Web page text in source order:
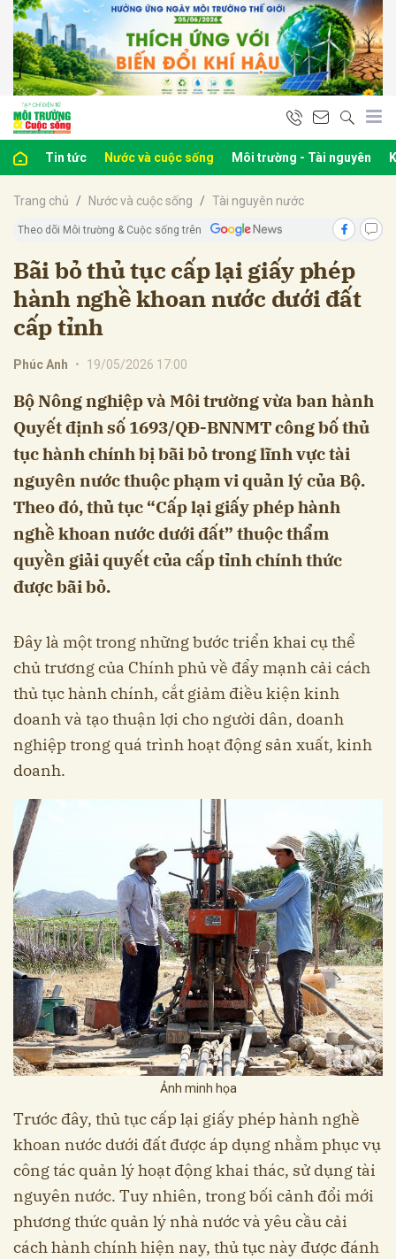
Tin tức Nước và cuộc sống Môi trường - Tài nguyên
Trang chủ Nước và cuộc sống Tài nguyên nước
Theo dõi Môi trường & Cuộc sống trên
Bãi bỏ thủ tục cấp lại giấy phép
hành nghề khoan nước dưới đất
cấp tỉnh
Phúc Anh • 19/05/2026 17:00
Bộ Nông nghiệp và Môi trường vừa ban hành
Quyết định số 1693/QĐ-BNNMT công bố thủ
tục hành chính bị bãi bỏ trong lĩnh vực tài
nguyên nước thuộc phạm vi quản lý của Bộ.
Theo đó, thủ tục “Cấp lại giấy phép hành
nghề khoan nước dưới đất” thuộc thẩm
quyền giải quyết của cấp tỉnh chính thức
được bãi bỏ.
Đây là một trong những bước triển khai cụ thể
chủ trương của Chính phủ về đẩy mạnh cải cách
thủ tục hành chính, cắt giảm điều kiện kinh
doanh và tạo thuận lợi cho người dân, doanh
nghiệp trong quá trình hoạt động sản xuất, kinh
doanh.
Ảnh minh họa
Trước đây, thủ tục cấp lại giấy phép hành nghề
khoan nước dưới đất được áp dụng nhằm phục vụ
công tác quản lý hoạt động khai thác, sử dụng tài
nguyên nước. Tuy nhiên, trong bối cảnh đổi mới
phương thức quản lý nhà nước và yêu cầu cải
cách hành chính hiện nay, thủ tục này được đánh
luận
Hủy